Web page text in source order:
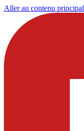
Aller au contenu principal